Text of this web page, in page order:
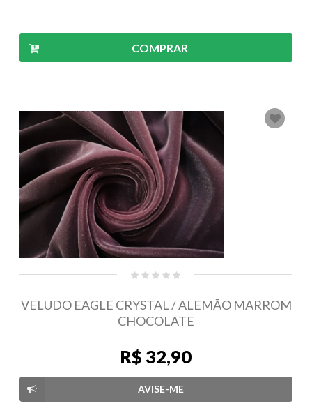
COMPRAR
VELUDO EAGLE CRYSTAL / ALEMÃO MARROM
CHOCOLATE
R$ 32,90
AVISE-ME